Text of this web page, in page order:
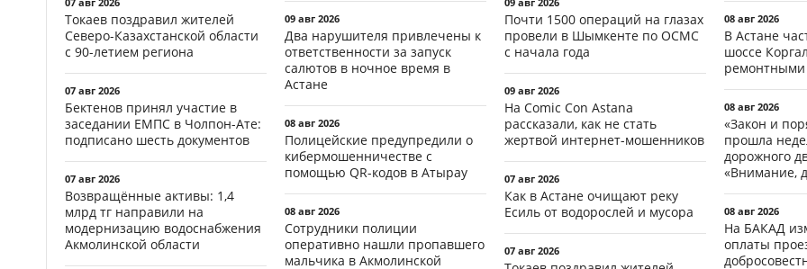
Токаев поздравил жителей
Северо-Казахстанской области
с 90-летием региона
07 авг 2026
Бектенов принял участие в
заседании ЕМПС в Чолпон-Ате:
подписано шесть документов
07 авг 2026
Возвращённые активы: 1,4
млрд тг направили на
модернизацию водоснабжения
Акмолинской области
09 авг 2026
Два нарушителя привлечены к
ответственности за запуск
салютов в ночное время в
Астане
08 авг 2026
Полицейские предупредили о
кибермошенничестве с
помощью QR-кодов в Атырау
08 авг 2026
Сотрудники полиции
оперативно нашли пропавшего
мальчика в Акмолинской
Почти 1500 операций на глазах
провели в Шымкенте по ОСМС
с начала года
09 авг 2026
На Comic Con Astana
рассказали, как не стать
жертвой интернет-мошенников
07 авг 2026
Как в Астане очищают реку
Есиль от водорослей и мусора
07 авг 2026
08 авг 2026
В Астане
шоссе
08 авг 2026
«Закон и
прошла
дорожного
«Внимание,
08 авг 2026
На БАКАД
оплаты